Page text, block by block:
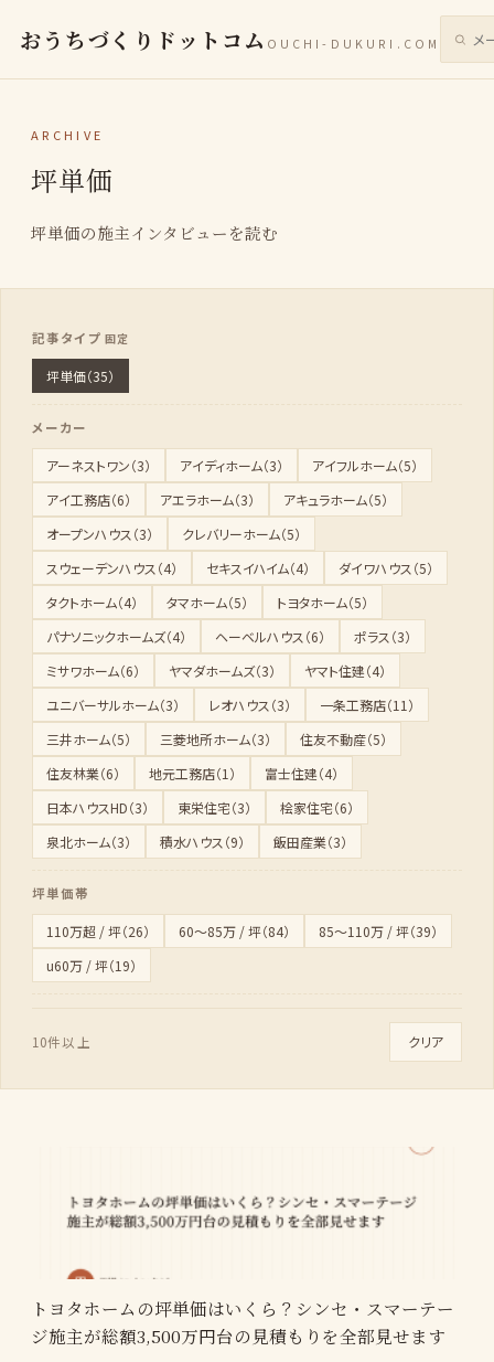
おうちづくりドットコム OUCHI-DUKURI.COM サイ
ARCHIVE
坪単価
坪単価の施主インタビューを読む
記事タイプ
坪単価（35）
メーカー
アーネストワン（3） アイディホーム（3）
アイフルホーム（5）
アイ工務店（6）
アエラホーム（3）
アキュラホーム（5）
オープンハウス（3）
クレバリーホーム（5）
スウェーデンハウス（4）
セキスイハイム（4）
ダイワハウス（5）
タクトホーム（4）
タマホーム（5）
トヨタホーム（5）
パナソニックホームズ（4）
ヘーベルハウス（6）
ポラス（3）
ミサワホーム（6）
ヤマダホームズ（3）
ヤマト住建（4）
ユニバーサルホーム（3）
レオハウス（3）
一条工務店（11）
三井ホーム（5）
三菱地所ホーム（3）
住友不動産（5）
住友林業（6）
地元工務店（1）
富士住建（4）
日本ハウスHD（3）
東栄住宅（3）
桧家住宅（6）
泉北ホーム（3）
積水ハウス（9） 飯田産業（3）
坪単価帯
110万超 / 坪（26） 60〜85万 / 坪（84）
85〜110万 / 坪（39）
u60万 / 坪（19）
10件以上 クリア
トヨタホームの坪単価はいくら？シンセ・スマーテー
ジ施主が総額3,500万円台の見積もりを全部見せます